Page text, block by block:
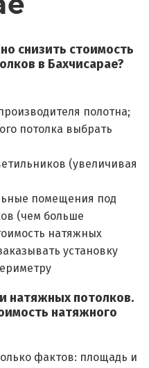
снизить стоимость
в Бахчисарае?
полотна;
потолка выбрать
(увеличивая
помещения под
(чем больше
натяжных
установку
натяжных потолков.
натяжного
фактов: площадь и